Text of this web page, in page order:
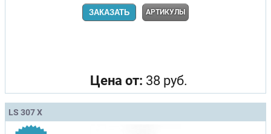
ЗАКАЗАТЬ АРТИКУЛЫ
Цена от: 38 руб.
LS 307 X